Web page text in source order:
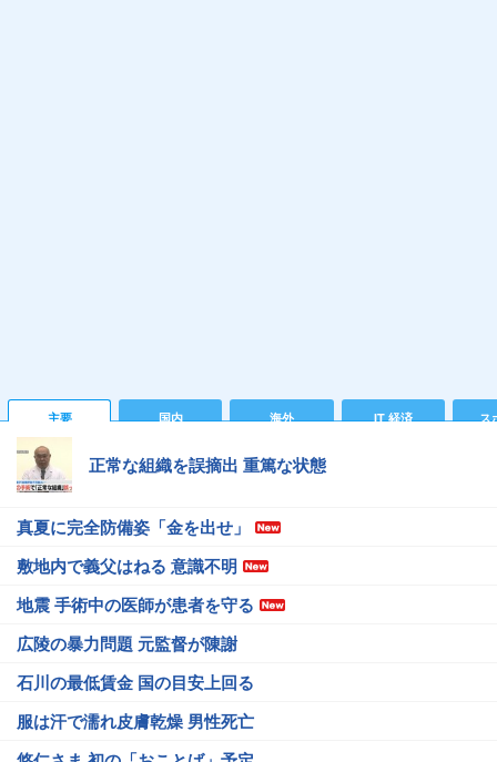
主要 国内 海外 IT 経済 ス
正常な組織を誤摘出 重篤な状態
真夏に完全防備姿「金を出せ」
敷地内で義父はねる 意識不明
地震 手術中の医師が患者を守る
広陵の暴力問題 元監督が陳謝
石川の最低賃金 国の目安上回る
服は汗で濡れ皮膚乾燥 男性死亡